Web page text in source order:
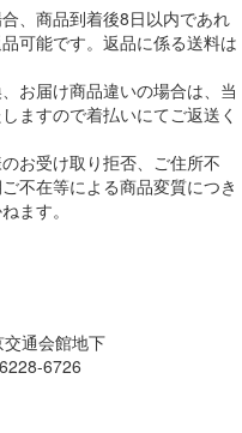
、商品到着後8日以内であれ
可能です。返品に係る送料は
お届け商品違いの場合は、当
ますので着払いにてご返送く
お受け取り拒否、ご住所不
不在等による商品変質につき
ます。
通会館地下
6726